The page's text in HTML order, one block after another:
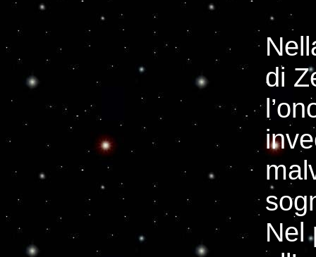
di
Nel